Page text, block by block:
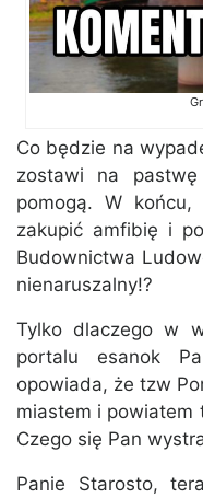
Co będzie na
zostawi na
pomogą. W
zakupić amfibię i
Budownictwa
nienaruszalny!?
Tylko dlaczego w
portalu esanok
opowiada, że tzw
miastem i powiatem
Czego się Pan
Panie Starosto,